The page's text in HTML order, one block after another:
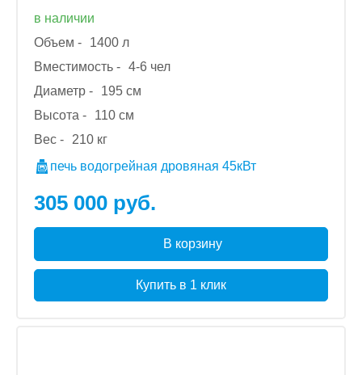
в наличии
Объем -
1400 л
Вместимость - 4-6 чел
Диаметр -
195 см
Высота -
110 см
Вес -
210 кг
печь водогрейная дровяная 45кВт
305 000 руб.
В корзину
Купить в 1 клик